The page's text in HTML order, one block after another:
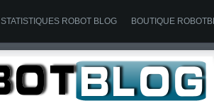
STATISTIQUES ROBOT BLOG BOUTIQUE